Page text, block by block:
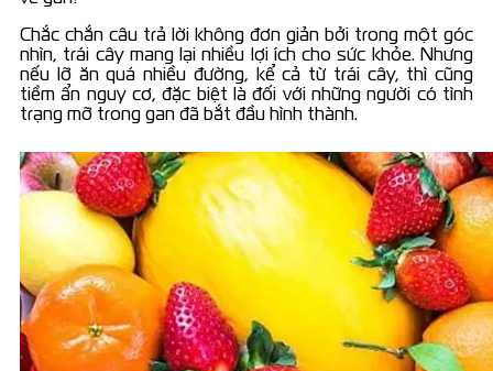
Chắc chắn câu trả lời không đơn giản bởi trong một góc
nhìn, trái cây mang lại nhiều lợi ích cho sức khỏe. Nhưng
nếu lỡ ăn quá nhiều đường, kể cả từ trái cây, thì cũng
tiềm ẩn nguy cơ, đặc biệt là đối với những người có tình
trạng mỡ trong gan đã bắt đầu hình thành.